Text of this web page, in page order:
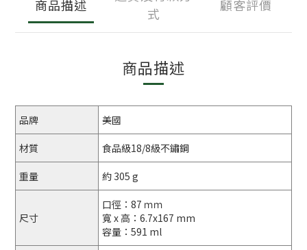
商品描述
式
顧客評價
商品描述
品牌 美國
材質 食品級18/8級不鏽鋼
重量 約 305 g
尺寸
口徑：87 ｍｍ
寬 x 高：6.7x167 mm
容量：591 ml